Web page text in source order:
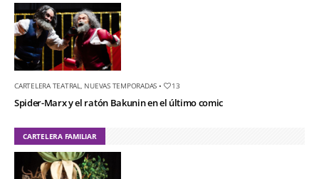
CARTELERA TEATRAL NUEVAS TEMPORADAS • 13
Spider-Marx y el ratón Bakunin en el último comic
CARTELERA FAMILIAR